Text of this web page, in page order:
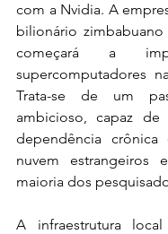
com a Nvidia. A
bilionário zimbabuano
começará a
supercomputadores
Trata-se de um
ambicioso, capaz
dependência
nuvem estrangeiros
maioria dos
A infraestrutura